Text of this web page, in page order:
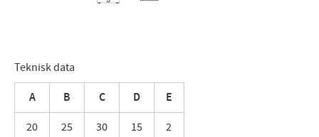
Teknisk data
A B C D E
20 25 30 15 2